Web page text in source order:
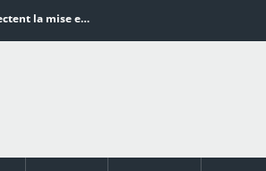
Word en PDF : les outils qui respectent la mise en page
Vidéoprojecteurs Asus : Top 6 des meilleurs modèles de la marque